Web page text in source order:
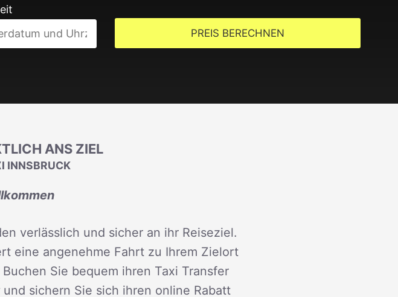
PREIS BERECHNEN
ANS ZIEL
INNSBRUCK
verlässlich und sicher an ihr Reiseziel.
eine angenehme Fahrt zu Ihrem Zielort
Sie bequem ihren Taxi Transfer
sichern Sie sich ihren online Rabatt